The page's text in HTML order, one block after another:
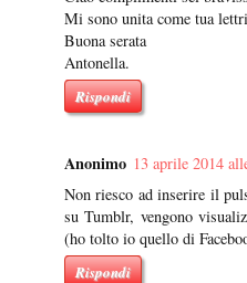
Mi sono unita come tua
Buona serata
Antonella.
Rispondi
Anonimo 13 aprile 2014
Non riesco ad inserire il
su Tumblr, vengono
(ho tolto io quello di
Rispondi